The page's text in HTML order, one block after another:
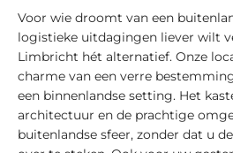
Voor wie droomt van een
logistieke uitdagingen liever wilt
Limbricht hét alternatief. Onze
charme van een verre
een binnenlandse setting. Het
architectuur en de prachtige
buitenlandse sfeer, zonder dat u